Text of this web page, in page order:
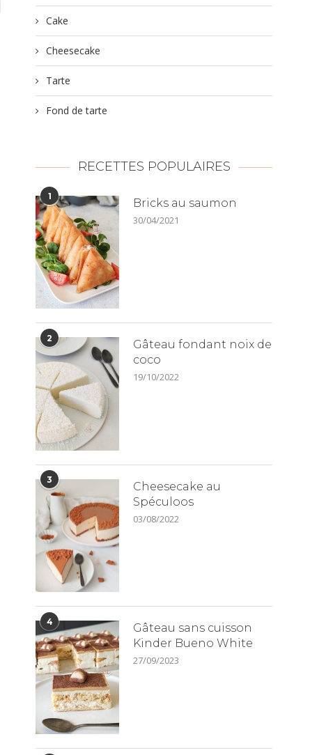
Cake
Cheesecake
Tarte
Fond de tarte
RECETTES POPULAIRES
1
Bricks au saumon
30/04/2021
2
Gâteau fondant noix de
coco
19/10/2022
3
Cheesecake au
Spéculoos
03/08/2022
4
Gâteau sans cuisson
Kinder Bueno White
27/09/2023